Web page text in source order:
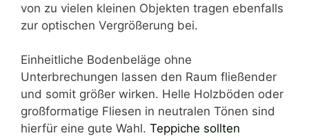
von zu vielen kleinen Objekten tragen ebenfalls
zur optischen Vergrößerung bei.
Einheitliche Bodenbeläge ohne
Unterbrechungen lassen den Raum fließender
und somit größer wirken. Helle Holzböden oder
großformatige Fliesen in neutralen Tönen sind
hierfür eine gute Wahl. Teppiche sollten